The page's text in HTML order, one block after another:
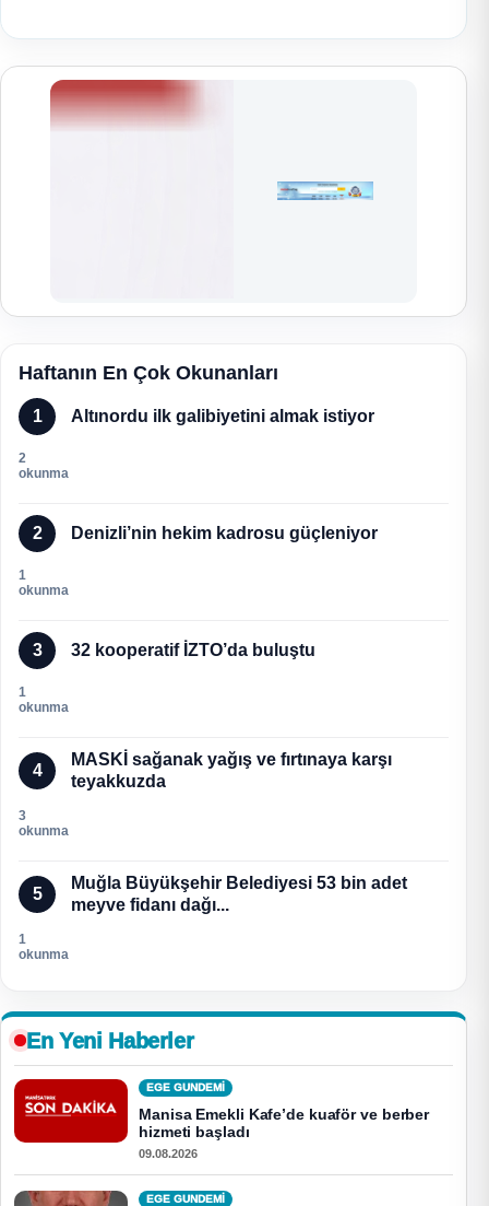
Haftanın En Çok Okunanları
1 Altınordu ilk galibiyetini almak istiyor
2
okunma
2 Denizli’nin hekim kadrosu güçleniyor
1
okunma
3 32 kooperatif İZTO’da buluştu
1
okunma
4
MASKİ sağanak yağış ve fırtınaya karşı
teyakkuzda
3
okunma
5
Muğla Büyükşehir Belediyesi 53 bin adet
meyve fidanı dağı...
1
okunma
En Yeni Haberler
EGE GUNDEMİ
Manisa Emekli Kafe’de kuaför ve berber
hizmeti başladı
09.08.2026
EGE GUNDEMİ